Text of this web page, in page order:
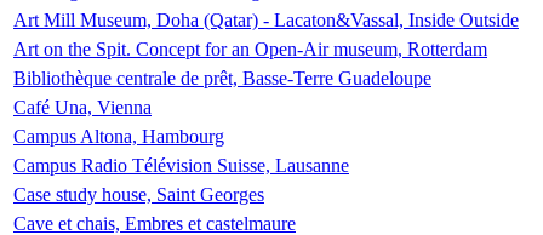
Art Mill Museum, Doha (Qatar) - Lacaton&Vassal, Inside Outside
Art on the Spit. Concept for an Open-Air museum, Rotterdam
Bibliothèque centrale de prêt, Basse-Terre Guadeloupe
Café Una, Vienna
Campus Altona, Hambourg
Campus Radio Télévision Suisse, Lausanne
Case study house, Saint Georges
Cave et chais, Embres et castelmaure